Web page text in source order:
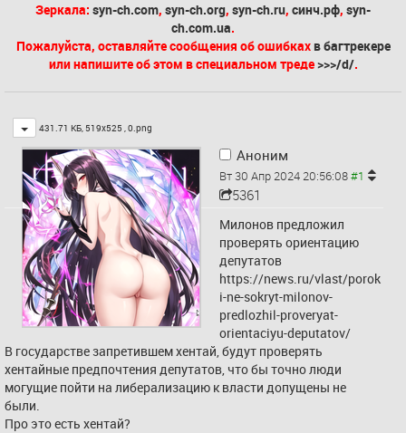
Зеркала: syn-ch.com, syn-ch.org, syn-ch.ru, синч.рф, syn-
ch.com.ua.
Пожалуйста, оставляйте сообщения об ошибках в багтрекере
или напишите об этом в специальном треде>>>/d/.
Toggle
431.71 КБ, 519x525 ,0.png
Аноним
Вт 30 Апр 2024 20:56:08
5361
Милонов предложил
проверять ориентацию
депутатов
https://news.ru/vlast/porok
i-ne-sokryt-milonov-
predlozhil-proveryat-
orientaciyu-deputatov/
В государстве запретившем хентай, будут проверять
хентайные предпочтения депутатов, что бы точно люди
могущие пойти на либерализацию к власти допущены не
были.
Про это есть хентай?